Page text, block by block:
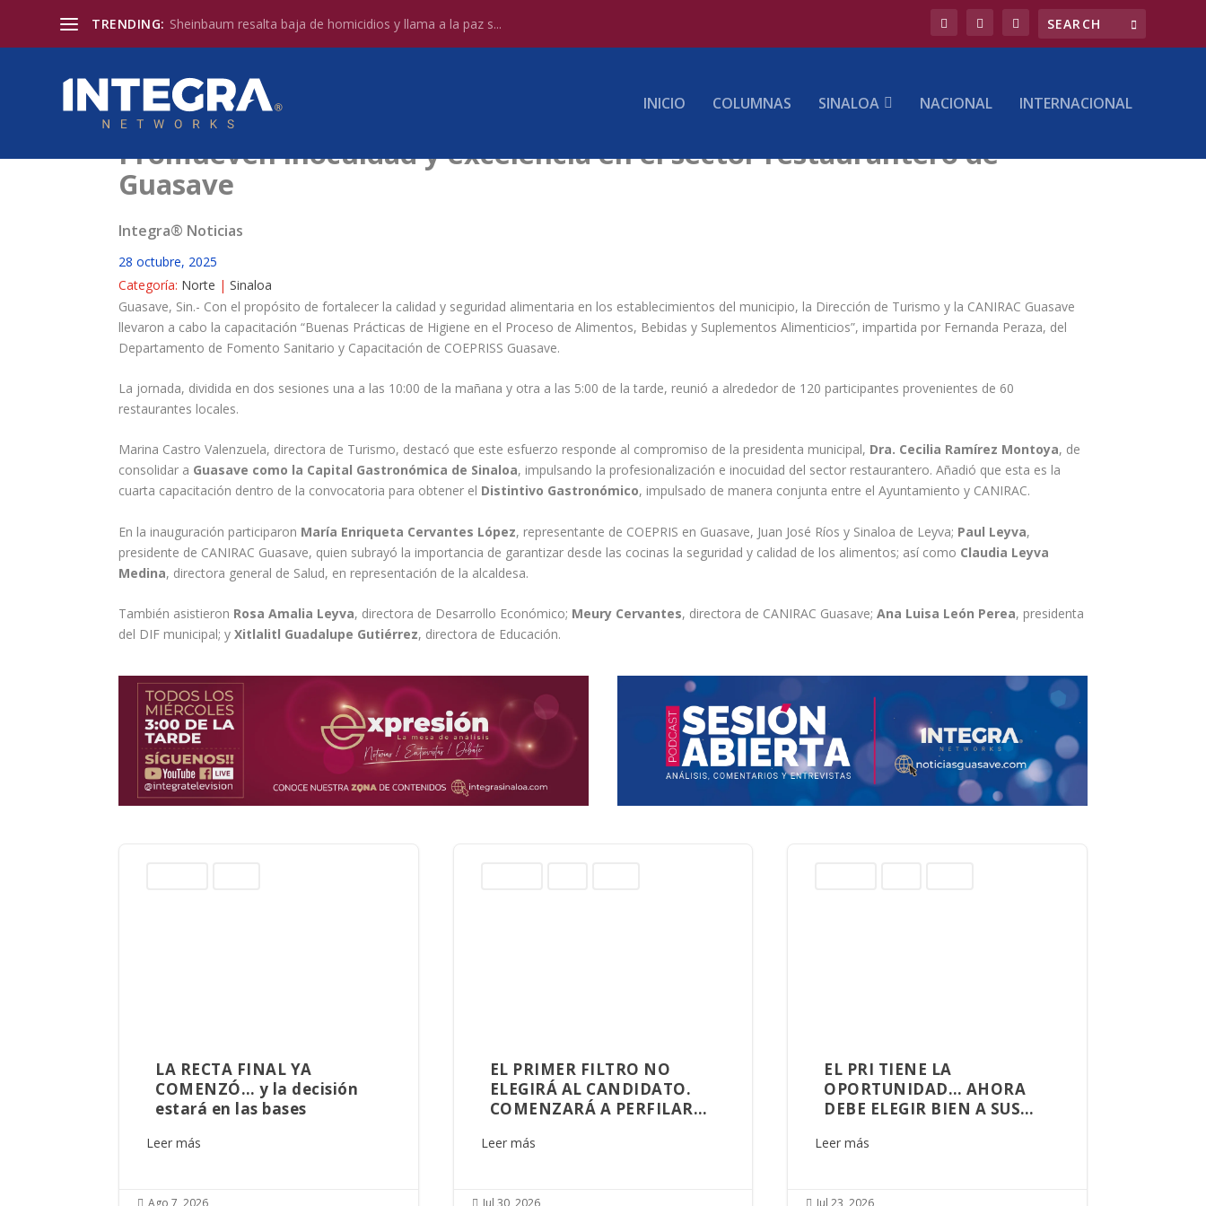
TRENDING: Sheinbaum resalta baja de homicidios y llama a la paz s...
INICIO COLUMNAS SINALOA NACIONAL INTERNACIONAL
Promueven inocuidad y excelencia en el sector restaurantero de
Guasave
Integra® Noticias
28 octubre, 2025
Categoría: Norte | Sinaloa
Guasave, Sin.- Con el propósito de fortalecer la calidad y seguridad alimentaria en los establecimientos del municipio, la Dirección de Turismo y la CANIRAC Guasave
llevaron a cabo la capacitación “Buenas Prácticas de Higiene en el Proceso de Alimentos, Bebidas y Suplementos Alimenticios”, impartida por Fernanda Peraza, del
Departamento de Fomento Sanitario y Capacitación de COEPRISS Guasave.
La jornada, dividida en dos sesiones una a las 10:00 de la mañana y otra a las 5:00 de la tarde, reunió a alrededor de 120 participantes provenientes de 60
restaurantes locales.
Marina Castro Valenzuela, directora de Turismo, destacó que este esfuerzo responde al compromiso de la presidenta municipal, Dra. Cecilia Ramírez Montoya, de
consolidar a Guasave como la Capital Gastronómica de Sinaloa, impulsando la profesionalización e inocuidad del sector restaurantero. Añadió que esta es la
cuarta capacitación dentro de la convocatoria para obtener el Distintivo Gastronómico, impulsado de manera conjunta entre el Ayuntamiento y CANIRAC.
En la inauguración participaron María Enriqueta Cervantes López, representante de COEPRIS en Guasave, Juan José Ríos y Sinaloa de Leyva; Paul Leyva,
presidente de CANIRAC Guasave, quien subrayó la importancia de garantizar desde las cocinas la seguridad y calidad de los alimentos; así como Claudia Leyva
Medina, directora general de Salud, en representación de la alcaldesa.
También asistieron Rosa Amalia Leyva, directora de Desarrollo Económico; Meury Cervantes, directora de CANIRAC Guasave; Ana Luisa León Perea, presidenta
del DIF municipal; y Xitlalitl Guadalupe Gutiérrez, directora de Educación.
LA RECTA FINAL YA
COMENZÓ… y la decisión
estará en las bases
Leer más
 Ago 7, 2026
EL PRIMER FILTRO NO
ELEGIRÁ AL CANDIDATO.
COMENZARÁ A PERFILAR
SINALOA
Leer más
 Jul 30, 2026
EL PRI TIENE LA
OPORTUNIDAD… AHORA
DEBE ELEGIR BIEN A SUS
Leer más
 Jul 23, 2026